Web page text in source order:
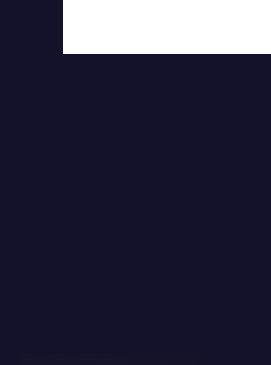
en een voor
schoenmaat
op elkaars